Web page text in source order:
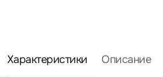
Характеристики Описание